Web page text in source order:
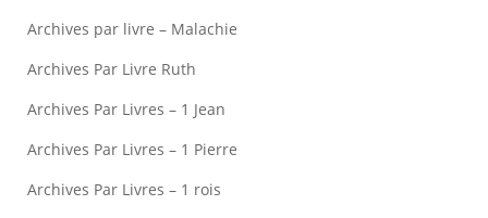
Archives par livre – Malachie
Archives Par Livre Ruth
Archives Par Livres – 1 Jean
Archives Par Livres – 1 Pierre
Archives Par Livres – 1 rois